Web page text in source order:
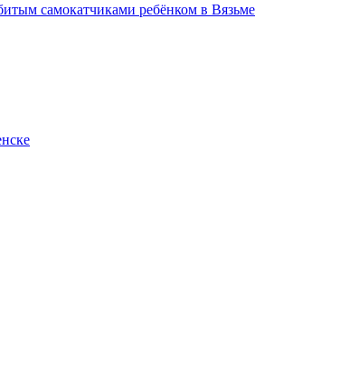
самокатчиками ребёнком в Вязьме